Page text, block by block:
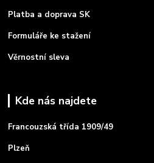
Platba a doprava SK
Formuláře ke stažení
Věrnostní sleva
Kde nás najdete
Francouzská třída 1909/49
Plzeň